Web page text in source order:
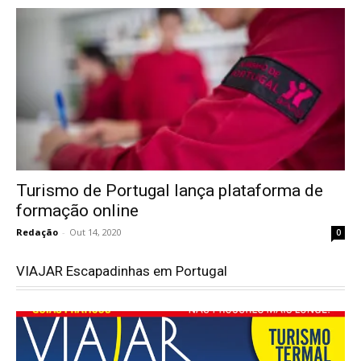
Turismo de Portugal lança plataforma de
formação online
Redação - Out 14, 2020 0
VIAJAR Escapadinhas em Portugal